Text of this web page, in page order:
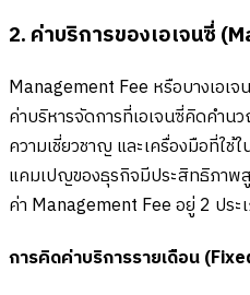
2. ค่าบริการของเอเจนซี่
Management Fee หรือบางเอเจ
ค่าบริหารจัดการที่เอเจนซี่คิดคำ
ความเชี่ยวชาญ และเครื่องมือที่ใช้
แคมเปญของธุรกิจมีประสิทธิภา
ค่า Management Fee อยู่ 2 ปร
การคิดค่าบริการรายเดือน